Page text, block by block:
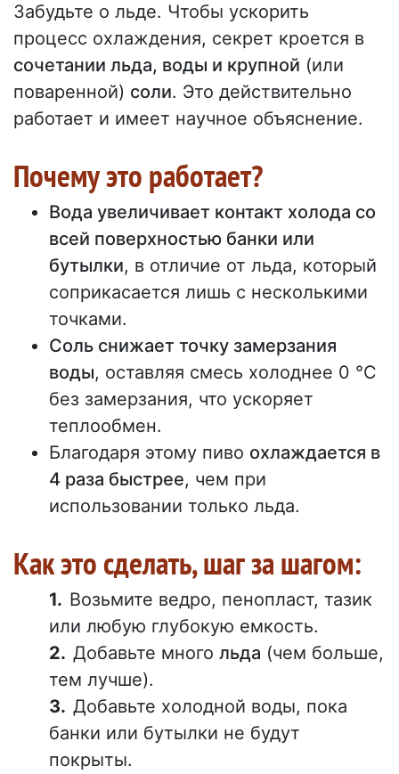
Забудьте о льде. Чтобы ускорить
процесс охлаждения, секрет кроется в
сочетании льда, воды и крупной (или
поваренной) соли. Это действительно
работает и имеет научное объяснение.
Почему это работает?
Вода увеличивает контакт холода со
всей поверхностью банки или
бутылки, в отличие от льда, который
соприкасается лишь с несколькими
точками.
Соль снижает точку замерзания
воды, оставляя смесь холоднее 0 °C
без замерзания, что ускоряет
теплообмен.
Благодаря этому пиво охлаждается в
4 раза быстрее, чем при
использовании только льда.
Как это сделать, шаг за шагом:
Возьмите ведро, пенопласт, тазик
или любую глубокую емкость.
Добавьте много льда (чем больше,
тем лучше).
Добавьте холодной воды, пока
банки или бутылки не будут
покрыты.